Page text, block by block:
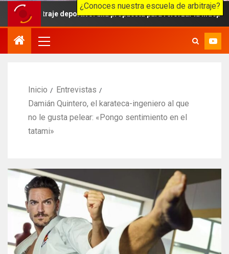
¿Conoces nuestra escuela de arbitraje?
deportivo: una propuesta para reforzar la independencia
Inicio
Entrevistas
Damián Quintero, el karateca-ingeniero al que
no le gusta pelear: «Pongo sentimiento en el
tatami»